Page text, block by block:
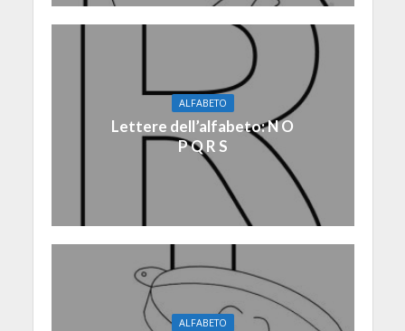
ALFABETO
Lettere dell’alfabeto: N O
P Q R S
ALFABETO